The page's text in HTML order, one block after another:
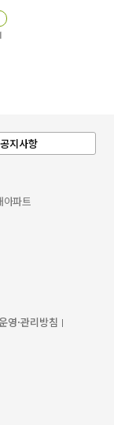
공지사항
아파트
영·관리방침